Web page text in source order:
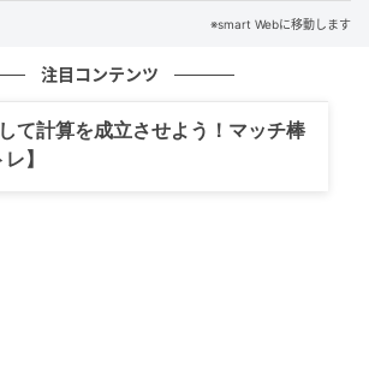
※smart Webに移動します
注目コンテンツ
て計算を成立させよう！マッチ棒
】